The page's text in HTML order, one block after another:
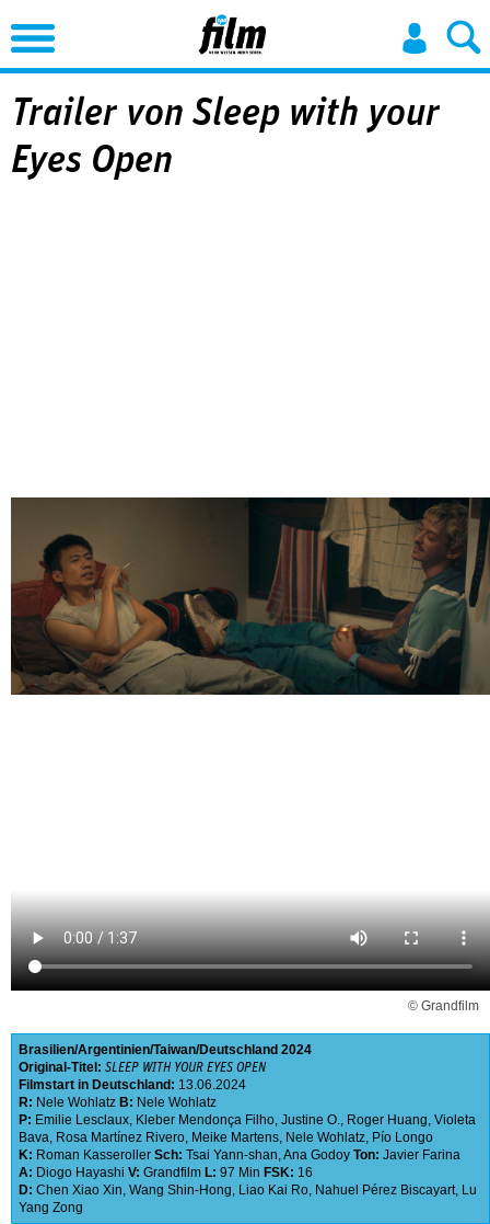
Jump to Navigation
Trailer von Sleep with your
Eyes Open
© Grandfilm
Brasilien Argentinien Taiwan Deutschland 2024
Original-Titel: SLEEP WITH YOUR EYES OPEN
Filmstart in Deutschland: 13.06.2024
R: Nele Wohlatz B: Nele Wohlatz
P: Emilie Lesclaux, Kleber Mendonça Filho, Justine O., Roger Huang, Violeta
Bava, Rosa Martínez Rivero, Meike Martens, Nele Wohlatz, Pío Longo
K: Roman Kasseroller Sch: Tsai Yann-shan,Ana Godoy Ton: Javier Farina
A: Diogo Hayashi V: Grandfilm L: 97 Min FSK: 16
D: Chen Xiao Xin, Wang Shin-Hong, Liao Kai Ro, Nahuel Pérez Biscayart, Lu
Yang Zong